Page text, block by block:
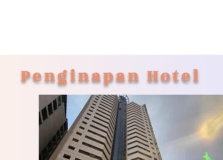
Penginapan Hotel